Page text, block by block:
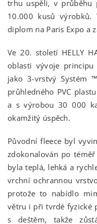
trhu uspěli, v průběhu
10.000 kusů výrobků.
diplom na Paris Expo a
Ve 20. století HELLY
oblasti vývoje
jako 3-vrstvý Systém
průhledného PVC
a s výrobou 30 000
okamžitý úspěch.
Původní fleece byl
zdokonalován po
byla teplá, lehká a
vrchní ochrannou
protože to nabídlo
větru i při tvrdé fyzické
s deštěm, takže